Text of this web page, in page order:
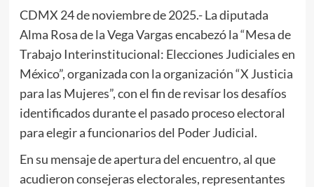
CDMX 24 de noviembre de 2025.- La diputada
Alma Rosa de la Vega Vargas encabezó la “Mesa de
Trabajo Interinstitucional: Elecciones Judiciales en
México”, organizada con la organización “X Justicia
para las Mujeres”, con el fin de revisar los desafíos
identificados durante el pasado proceso electoral
para elegir a funcionarios del Poder Judicial.
En su mensaje de apertura del encuentro, al que
acudieron consejeras electorales, representantes